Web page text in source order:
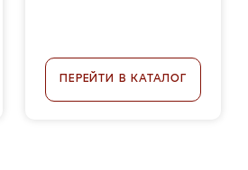
ПЕРЕЙТИ В КАТАЛОГ